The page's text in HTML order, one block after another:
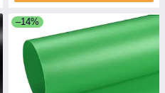
–14%